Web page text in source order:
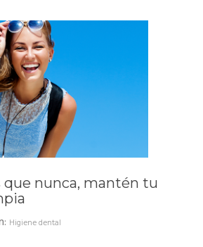
que nunca, mantén tu
Higiene dental